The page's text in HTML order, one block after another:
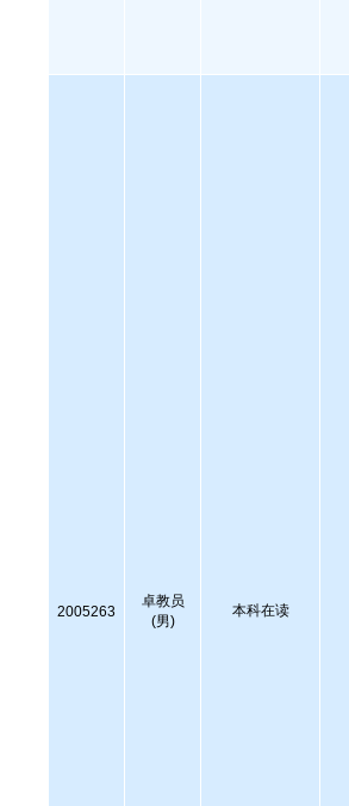
2005263
卓教员
(男)
本科在读